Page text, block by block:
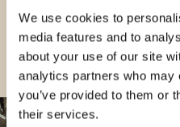
We use cookies to
media features and to
about your use of our site
analytics partners who may
you’ve provided to them or
their services.